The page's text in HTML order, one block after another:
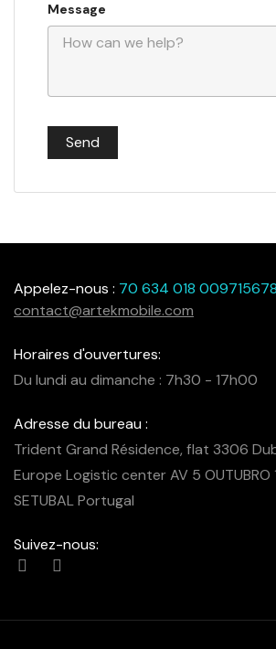
Message
Appelez-nous : 70 634 018
contact@artekmobile.com
Horaires d'ouvertures:
Du lundi au dimanche : 7h30 - 17h00
Adresse du bureau :
Trident Grand Résidence, flat 3306
Europe Logistic center AV 5
SETUBAL Portugal
Suivez-nous: